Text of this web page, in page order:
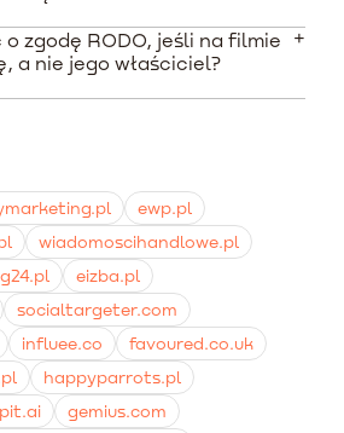
i wymagają weryfikacji zakupowej.
wyprodukowane na zlecenie
pod Omnibus, ale wymagają
z twórcą.
UGC do celów e-commerce
takie jak ViralPlace czy Influee
nagrania reklamowe od około
zgodę RODO, jeśli na filmie
a nie jego właściciel?
praw do ochrony wizerunku na
specyficzne cechy prywatnej
- zachowanie zgodności z RODO i
bardzo bezpieczną praktyką.
ewp.pl
wiadomoscihandlowe.pl
eizba.pl
socialtargeter.com
influee.co
favoured.co.uk
happyparrots.pl
gemius.com